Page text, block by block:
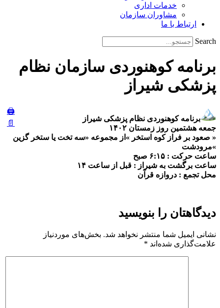
خدمات اداری
مشاوران سازمان
ارتباط با ما
Search
برنامه کوهنوردی سازمان نظام
پزشکی شیراز
🖨
📄
برنامه کوهنوردی نظام پزشکی شیراز
جمعه هشتمین روز زمستان ۱۴۰۲
« صعود بر فراز کوه استخر »از مجموعه «سه تخت یا ستخر گزین
»مرودشت
ساعت حرکت : ۶:۱۵ صبح
ساعت برگشت به شیراز : قبل از ساعت ۱۴
محل تجمع : دروازه قرآن
دیدگاهتان را بنویسید
نشانی ایمیل شما منتشر نخواهد شد. بخش‌های موردنیاز
علامت‌گذاری شده‌اند *